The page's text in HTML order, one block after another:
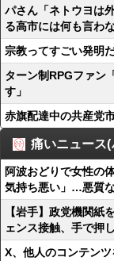
パさん「ネトウヨは
る高市には何も言わな
宗教ってすごい発明
ターン制RPGファン
す」
赤旗配達中の共産党
痛いニュース(
阿波おどりで女性の
気持ち悪い」…悪質
【岩手】政党機関
ェンス接触、手で押
X、他人のコンテン